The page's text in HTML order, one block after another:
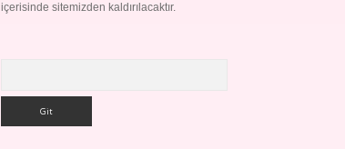
içerisinde sitemizden kaldırılacaktır.